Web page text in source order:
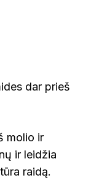
dar prieš
molio ir
ir leidžia
raidą.